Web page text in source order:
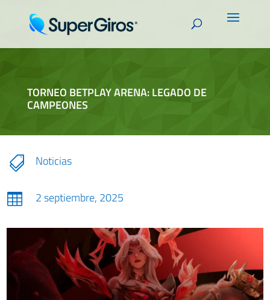
TORNEO BETPLAY ARENA: LEGADO DE
CAMPEONES
 Noticias
 2 septiembre, 2025